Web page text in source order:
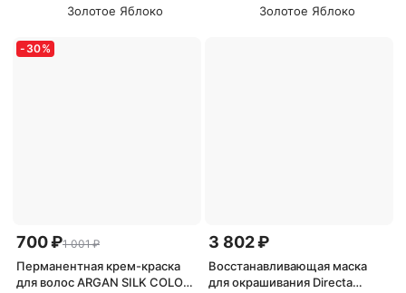
Золотое Яблоко
Золотое Яблоко
- 30%
700 ₽1 001 ₽
Перманентная крем-краска
для волос ARGAN SILK COLOR
3 802 ₽
Восстанавливающая маска
для окрашивания Directa